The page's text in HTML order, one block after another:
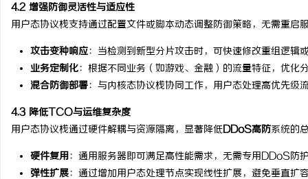
4.2 增强防御灵活性与适应性
用户态协议栈支持通过配置文件或脚本动态调整防御策略，无需重启
攻击变种响应：当检测到新型分片攻击时，可快速修改重组逻
业务定制化：根据不同业务（如游戏、金融）的流量特征，优
混合防御部署：与内核态协议栈协同工作，用户态处理高优先级
4.3 降低TCO与运维复杂度
用户态协议栈通过硬件解耦与资源隔离，显著降低DDoS高防系统的
硬件复用：通用服务器即可满足高性能需求，无需专用DDoS防
弹性扩展：通过增加用户态处理节点实现线性扩展，避免垂直扩